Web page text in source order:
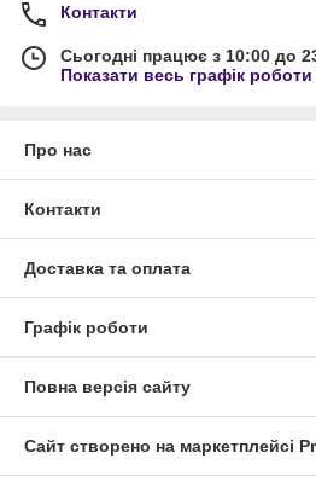
Контакти
Сьогодні працює з 10:00 до
Показати весь графік роботи
Про нас
Контакти
Доставка та оплата
Графік роботи
Повна версія сайту
Сайт створено на маркетплейсі